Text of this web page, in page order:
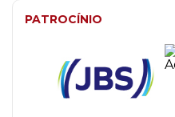
PATROCÍNIO